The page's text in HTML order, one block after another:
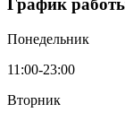
График
Понедельник
11:00-23:00
Вторник